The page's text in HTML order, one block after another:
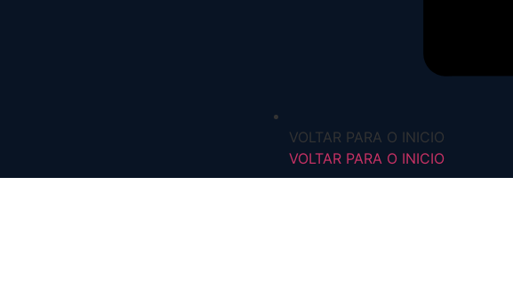
VOLTAR PARA O INICIO
VOLTAR PARA O INICIO